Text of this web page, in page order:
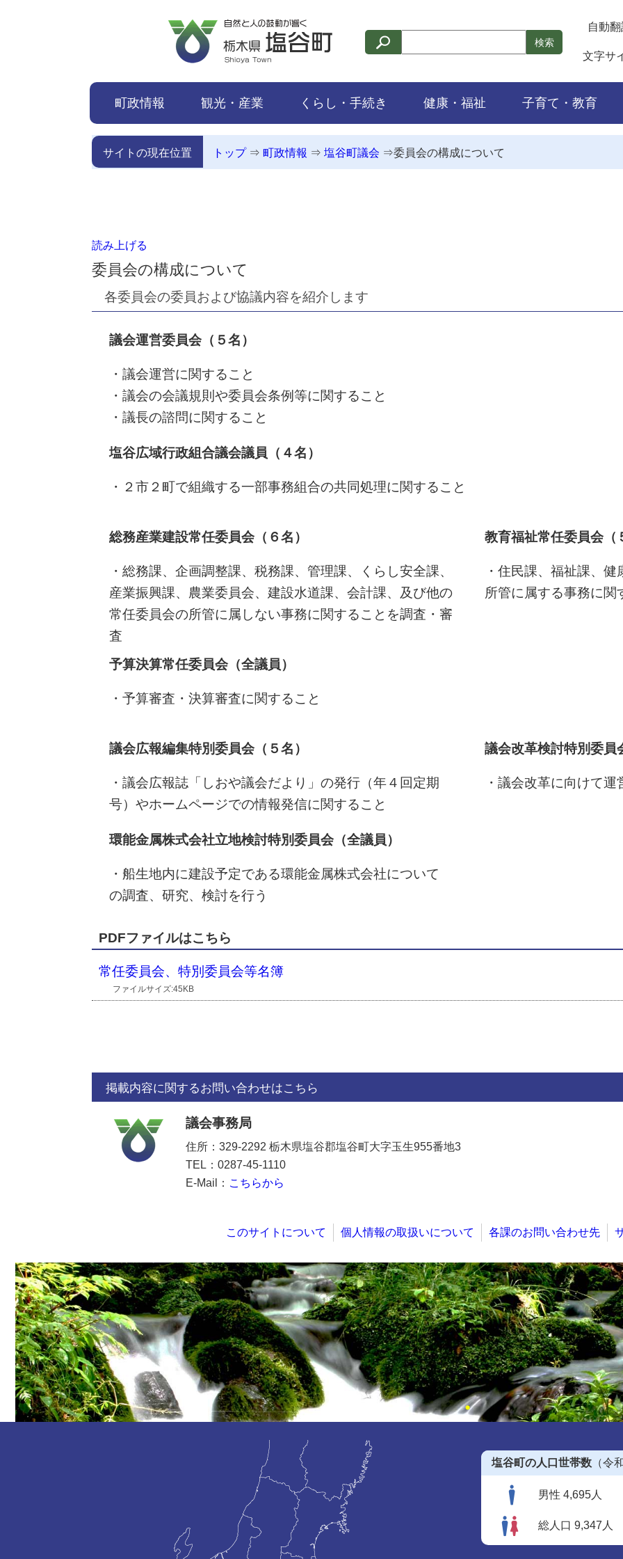
検索
自動翻
文字サ
町政情報 観光・産業 くらし・手続き 健康・福祉 子育て・教育
サイトの現在位置 トップ⇒ 町政情報 ⇒ 塩谷町議会 ⇒委員会の構成について
読み上げる
委員会の構成について
各委員会の委員および協議内容を紹介します
議会運営委員会（５名）
・議会運営に関すること
・議会の会議規則や委員会条例等に関すること
・議長の諮問に関すること
塩谷広域行政組合議会議員（４名）
・２市２町で組織する一部事務組合の共同処理に関すること
総務産業建設常任委員会（６名）
・総務課、企画調整課、税務課、管理課、くらし安全課、
産業振興課、農業委員会、建設水道課、会計課、及び他の
常任委員会の所管に属しない事務に関することを調査・審
査
教育福祉常任委員会（
・住民課、福祉課、
所管に属する事務に関
予算決算常任委員会（全議員）
・予算審査・決算審査に関すること
議会広報編集特別委員会（５名）
・議会広報誌「しおや議会だより」の発行（年４回定期
号）やホームページでの情報発信に関すること
議会改革検討特別委員
・議会改革に向けて
環能金属株式会社立地検討特別委員会（全議員）
・船生地内に建設予定である環能金属株式会社について
の調査、研究、検討を行う
PDFファイルはこちら
常任委員会、特別委員会等名簿
ファイルサイズ:45KB
掲載内容に関するお問い合わせはこちら
議会事務局
住所：329-2292 栃木県塩谷郡塩谷町大字玉生955番地3
TEL：0287-45-1110
E-Mail： こちらから
このサイトについて 個人情報の取扱いについて 各課のお問い合わせ先
塩谷町の人口世帯数 （令
男性 4,695人
総人口 9,347人